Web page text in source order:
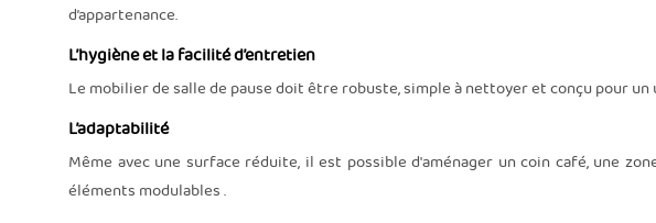
d’appartenance.
L’hygiène et la facilité d’entretien
Le mobilier de salle de pause doit être robuste, simple à nettoyer et conçu pour un
L’adaptabilité
Même avec une surface réduite, il est possible d'aménager un coin café, une
éléments modulables .